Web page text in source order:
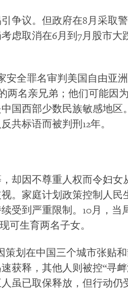
争议。但政府在8月采取
虑取消在6月到7月股市大
安全罪名审判美国自由亚
两名亲兄弟；他们可能因
国西部少数民族敏感地区
共标语而被判刑12年。
却因不尊重人权而令妇女
。家庭计划政策控制人民
受到严重限制。10月，当
可生育两名子女。
策划在中国三个城市张贴
获释，其他人则被控“寻衅
虽已取保释放，但行动仍